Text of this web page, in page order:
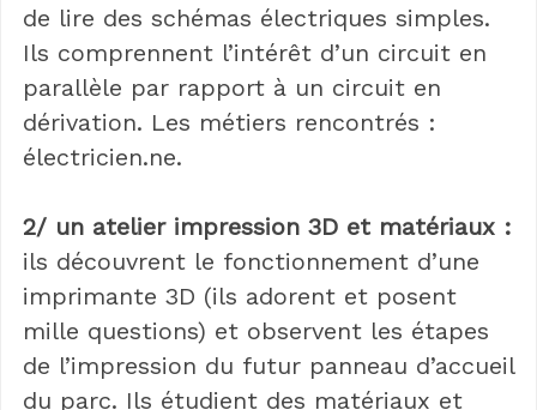
de lire des schémas électriques simples.
Ils comprennent l’intérêt d’un circuit en
parallèle par rapport à un circuit en
dérivation. Les métiers rencontrés :
électricien.ne.
2/ un atelier impression 3D et matériaux :
ils découvrent le fonctionnement d’une
imprimante 3D (ils adorent et posent
mille questions) et observent les étapes
de l’impression du futur panneau d’accueil
du parc. Ils étudient des matériaux et